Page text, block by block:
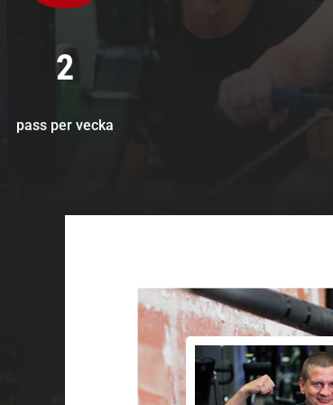
2
pass per vecka